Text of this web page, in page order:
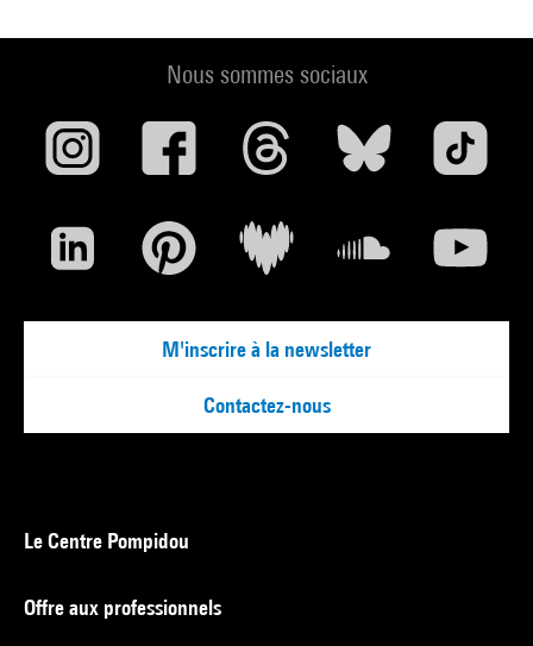
Nous sommes sociaux
M'inscrire à la newsletter
Contactez-nous
Le Centre Pompidou
Offre aux professionnels